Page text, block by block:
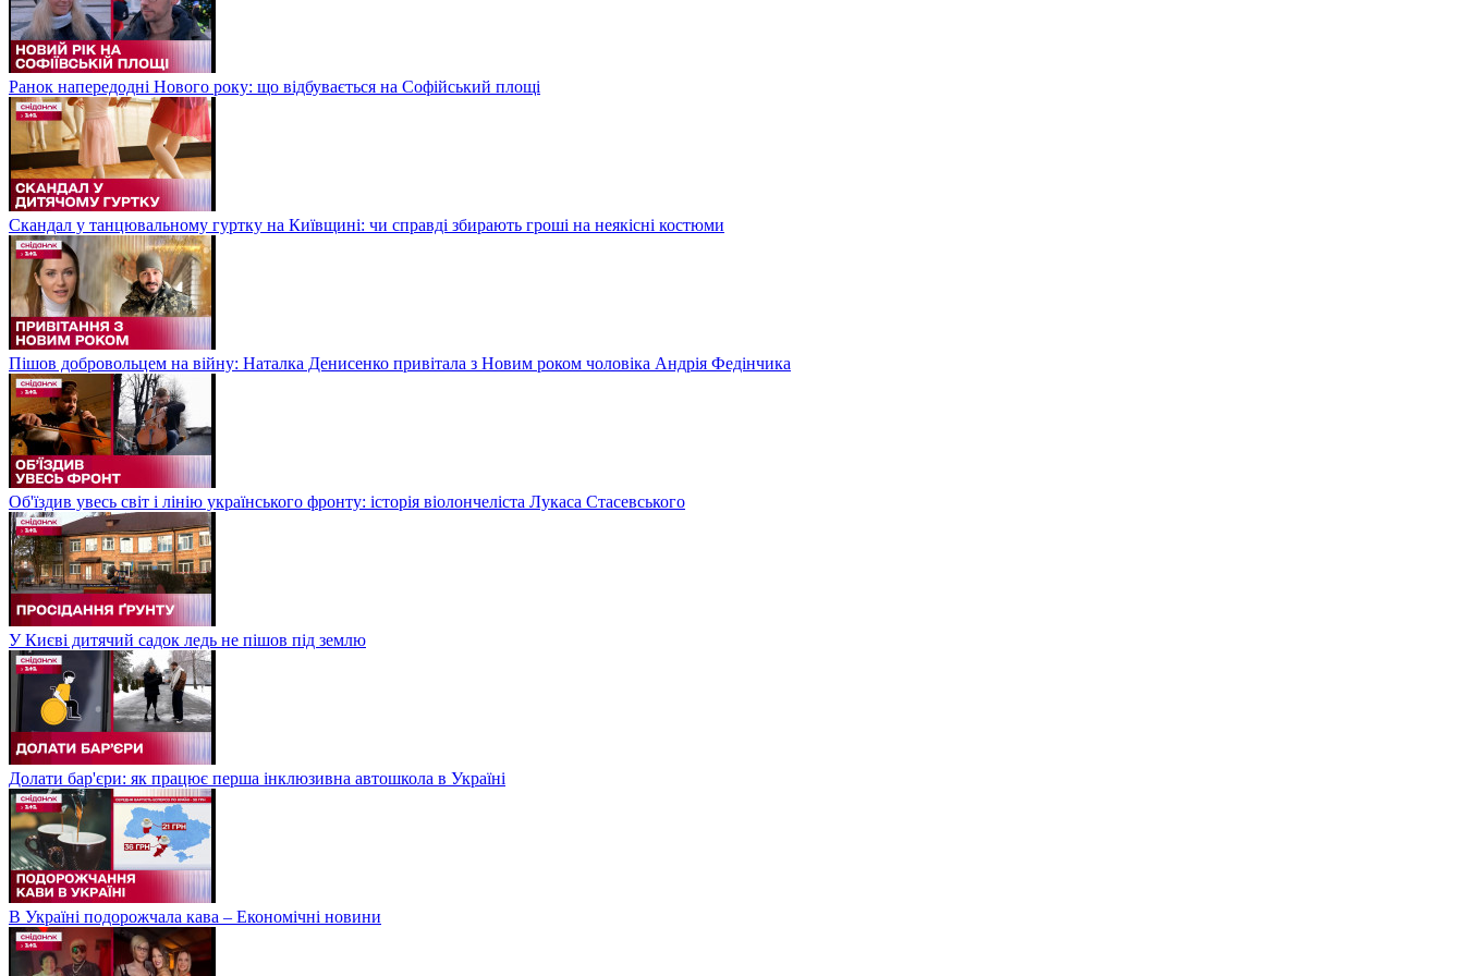
Ранок напередодні Нового року: що відбувається на Софійський площі
Скандал у танцювальному гуртку на Київщині: чи справді збирають гроші на неякісні костюми
Пішов добровольцем на війну: Наталка Денисенко привітала з Новим роком чоловіка Андрія Федінчика
Об'їздив увесь світ і лінію українського фронту: історія віолончеліста Лукаса Стасевського
У Києві дитячий садок ледь не пішов під землю
Долати бар'єри: як працює перша інклюзивна автошкола в Україні
В Україні подорожчала кава – Економічні новини